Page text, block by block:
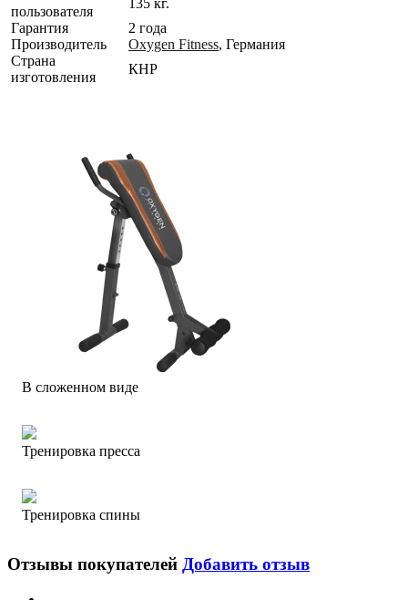
пользователя
Гарантия
2 года
Производитель
Oxygen Fitness, Германия
Страна
изготовления
КНР
В сложенном виде
Тренировка пресса
Тренировка спины
Отзывы покупателей Добавить отзыв